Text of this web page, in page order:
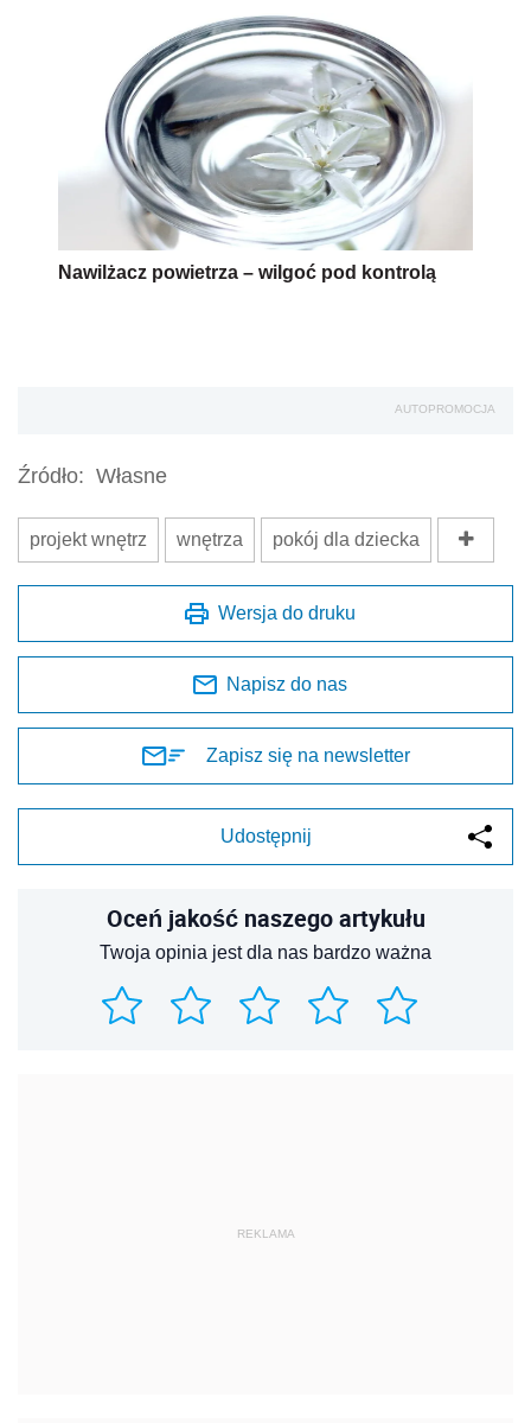
Nawilżacz powietrza – wilgoć pod kontrolą
AUTOPROMOCJA
Źródło: Własne
projekt wnętrz wnętrza pokój dla dziecka
Wersja do druku
Napisz do nas
Zapisz się na newsletter
Udostępnij
Oceń jakość naszego artykułu
Twoja opinia jest dla nas bardzo ważna
REKLAMA